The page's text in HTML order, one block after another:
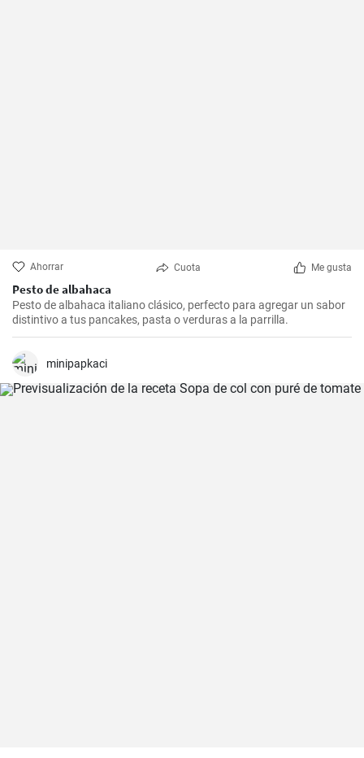
Ahorrar Cuota Me gusta
Pesto de albahaca
Pesto de albahaca italiano clásico, perfecto para agregar un sabor
distintivo a tus pancakes, pasta o verduras a la parrilla.
minipapkaci